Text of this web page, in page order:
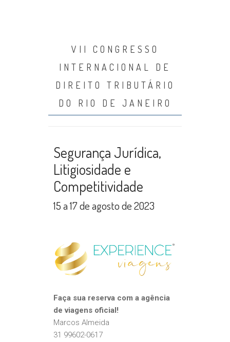
VII CONGRESSO
INTERNACIONAL DE
DIREITO TRIBUTÁRIO
DO RIO DE JANEIRO
Segurança Jurídica,
Litigiosidade e
Competitividade
15 a 17 de agosto de 2023
Faça sua reserva com a agência
de viagens oficial!
Marcos Almeida
31 99602-0617